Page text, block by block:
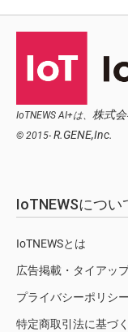
IoTNEWS AI+は、 株式
© 2015- R.GENE,Inc.
IoTNEWSについ
IoTNEWSとは
広告掲載・タイアッ
プライバシーポリシー
特定商取引法に基づ